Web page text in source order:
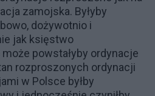
zamojska. Byłyby
dożywotnio i
jak księstwo
powstałyby ordynacje
rozproszonych ordynacji
w Polsce byłby